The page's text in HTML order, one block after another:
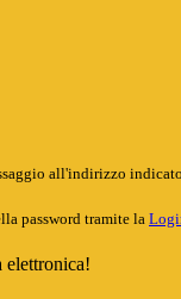
all'indirizzo
password tramite la
elettronica!